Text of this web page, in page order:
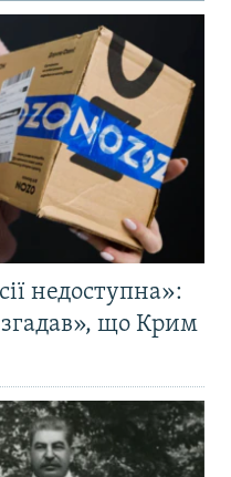
недоступна»:
що Крим